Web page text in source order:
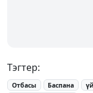
Тэгтер:
Отбасы Баспана үй